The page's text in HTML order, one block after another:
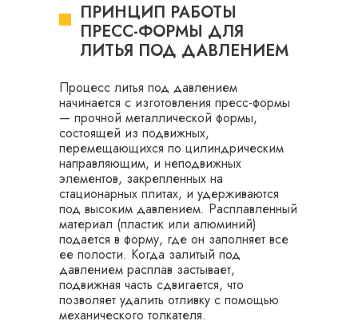
ПРИНЦИП РАБОТЫ
ПРЕСС-ФОРМЫ ДЛЯ
ЛИТЬЯ ПОД ДАВЛЕНИЕМ
Процесс литья под давлением
начинается с изготовления пресс-формы
— прочной металлической формы,
состоящей из подвижных,
перемещающихся по цилиндрическим
направляющим, и неподвижных
элементов, закрепленных на
стационарных плитах, и удерживаются
под высоким давлением. Расплавленный
материал (пластик или алюминий)
подается в форму, где он заполняет все
ее полости. Когда залитый под
давлением расплав застывает,
подвижная часть сдвигается, что
позволяет удалить отливку с помощью
механического толкателя.